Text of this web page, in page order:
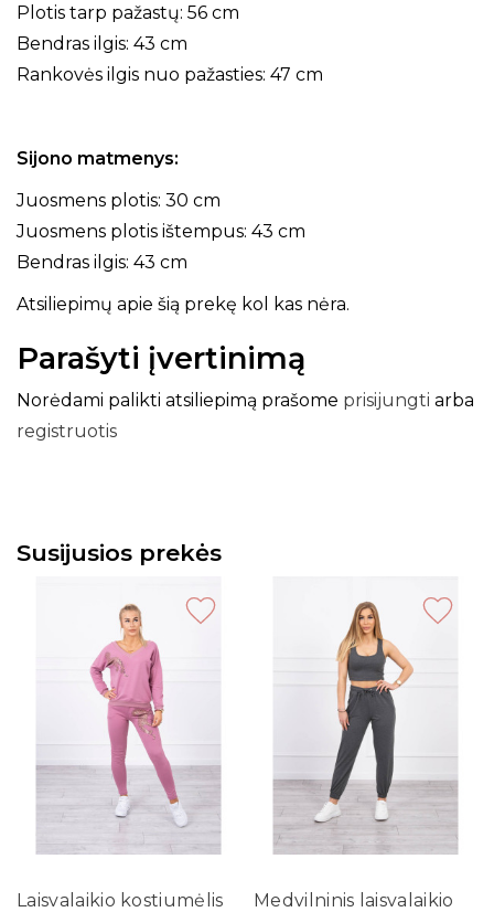
Plotis tarp pažastų: 56 cm
Bendras ilgis: 43 cm
Rankovės ilgis nuo pažasties: 47 cm
Sijono matmenys:
Juosmens plotis: 30 cm
Juosmens plotis ištempus: 43 cm
Bendras ilgis: 43 cm
Atsiliepimų apie šią prekę kol kas nėra.
Parašyti įvertinimą
Norėdami palikti atsiliepimą prašome prisijungti arba
registruotis
Susijusios prekės
Laisvalaikio kostiumėlis
Medvilninis laisvalaikio